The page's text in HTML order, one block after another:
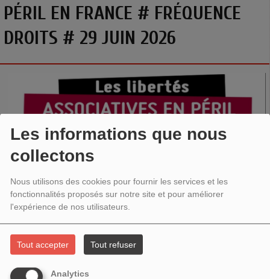
Les informations que nous
collectons
Nous utilisons des cookies pour fournir les services et les
fonctionnalités proposés sur notre site et pour améliorer
l'expérience de nos utilisateurs.
Tout accepter Tout refuser
Analytics
PÉRIL EN FRANCE # FRÉQUENCE
DROITS # 29 JUIN 2026
cri d'alarme :